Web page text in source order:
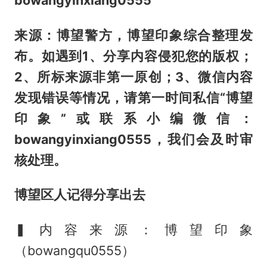
来源：博望警方，博望印象综合整理发
布。如遇到1、分享内容侵犯您的版权；
2、所标来源非第一原创；3、微信内容
发现错误等情况，请第一时间私信“博望
印象”或联系小编微信：
bowangyinxiang0555，我们会及时审
核处理。
博望区人记得分享出去
▍内容来源：博望印象
（bowangqu0555）